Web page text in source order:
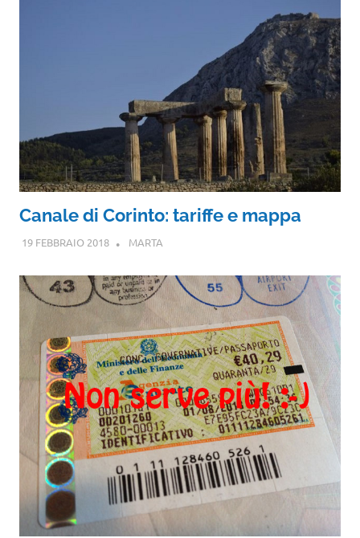
Canale di Corinto: tariffe e mappa
19 FEBBRAIO 2018 MARTA